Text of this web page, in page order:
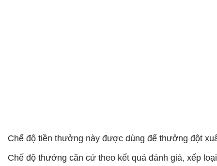
Chế độ tiền thưởng này được dùng để thưởng đột
Chế độ thưởng căn cứ theo kết quả đánh giá, xếp